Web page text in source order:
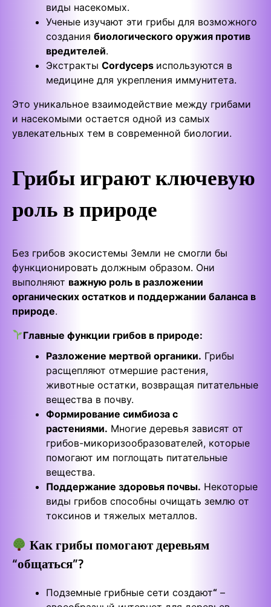
виды насекомых.
Ученые изучают эти грибы для возможного
создания биологического оружия против
вредителей.
Экстракты Cordyceps используются в
медицине для укрепления иммунитета.
Это уникальное взаимодействие между грибами
и насекомыми остается одной из самых
увлекательных тем в современной биологии.
Грибы играют ключевую
роль в природе
Без грибов экосистемы Земли не смогли бы
функционировать должным образом. Они
выполняют важную роль в разложении
органических остатков и поддержании баланса в
природе.
Главные функции грибов в природе:
Разложение мертвой органики. Грибы
расщепляют отмершие растения,
животные остатки, возвращая питательные
вещества в почву.
Формирование симбиоза с
растениями. Многие деревья зависят от
грибов-микоризообразователей, которые
помогают им поглощать питательные
вещества.
Поддержание здоровья почвы. Некоторые
виды грибов способны очищать землю от
токсинов и тяжелых металлов.
Как грибы помогают деревьям
“общаться”?
Подземные грибные сети создают“ –